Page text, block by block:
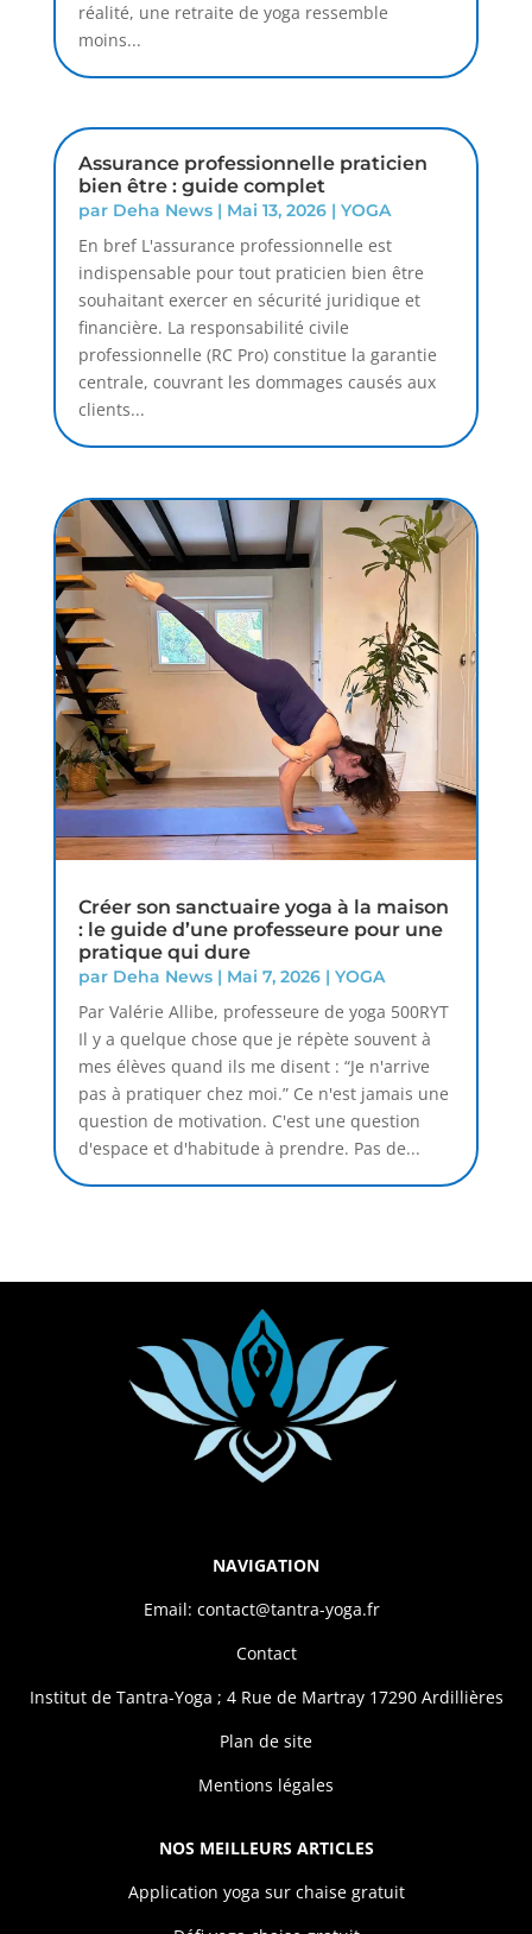
réalité, une retraite de yoga ressemble
moins...
Assurance professionnelle praticien
bien être : guide complet
par Deha News| Mai 13, 2026| YOGA
En bref L'assurance professionnelle est
indispensable pour tout praticien bien être
souhaitant exercer en sécurité juridique et
financière. La responsabilité civile
professionnelle (RC Pro) constitue la garantie
centrale, couvrant les dommages causés aux
clients...
Créer son sanctuaire yoga à la maison
: le guide d’une professeure pour une
pratique qui dure
par Deha News| Mai 7, 2026| YOGA
Par Valérie Allibe, professeure de yoga 500RYT
Il y a quelque chose que je répète souvent à
mes élèves quand ils me disent : “Je n'arrive
pas à pratiquer chez moi.” Ce n'est jamais une
question de motivation. C'est une question
d'espace et d'habitude à prendre. Pas de...
NAVIGATION
Email: contact@tantra-yoga.fr
Contact
Institut de Tantra-Yoga ; 4 Rue de Martray 17290 Ardillières
Plan de site
Mentions légales
NOS MEILLEURS ARTICLES
Application yoga sur chaise gratuit